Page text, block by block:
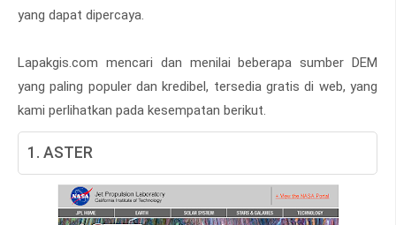
yang dapat dipercaya.
Lapakgis.com mencari dan menilai beberapa sumber DEM
yang paling populer dan kredibel, tersedia gratis di web, yang
kami perlihatkan pada kesempatan berikut.
1. ASTER